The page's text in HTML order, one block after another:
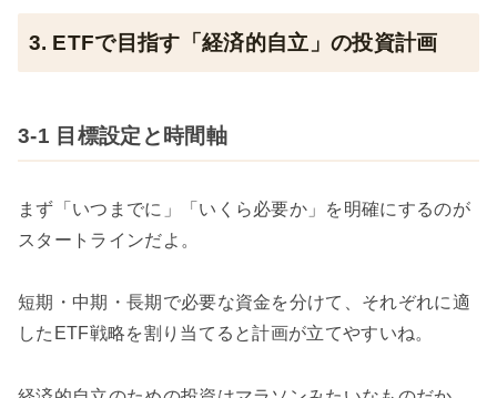
3. ETFで目指す「経済的自立」の投資計画
3-1 目標設定と時間軸
まず「いつまでに」「いくら必要か」を明確にするのが
スタートラインだよ。
短期・中期・長期で必要な資金を分けて、それぞれに適
したETF戦略を割り当てると計画が立てやすいね。